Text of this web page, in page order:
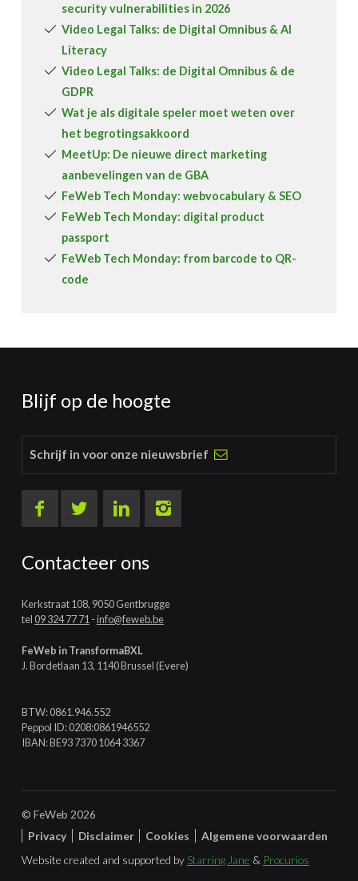
security vulnerabilities in 2026
Video Legal Talks: de Digital Omnibus & AI
Literacy
Video Legal Talks: de Digital Omnibus & de
GDPR
Wat je als digitale speler moet weten over
het begrotingsakkoord
MeetUp: De nieuwe direct marketing
aanbevelingen van de GBA
FeWeb Tech Monday: webvocabulary & SEO
FeWeb Tech Monday: digital product
passport
FeWeb Tech Monday: from barcode to QR-
code
Blijf op de hoogte
Schrijf in voor onze nieuwsbrief
Contacteer ons
Kerkstraat 108, 9050 Gentbrugge
tel09 324 77 71-info@feweb.be
FeWeb in TransformaBXL
J. Bordetlaan 13, 1140 Brussel (Evere)
BTW: 0861.946.552
Peppol ID: 0208:0861946552
IBAN: BE93 7370 1064 3367
© FeWeb 2026
Privacy
Disclaimer Cookies
Algemene voorwaarden
Website created and supported by Starring Jane & Procurios